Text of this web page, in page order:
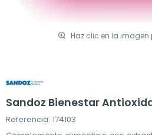
Haz clic en la
Sandoz Bienestar
Referencia: 174103